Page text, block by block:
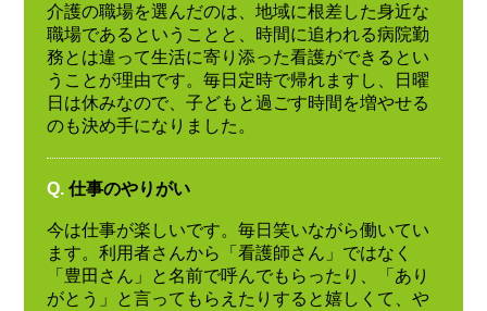
介護の職場を選んだのは、地域に根差した身近な
職場であるということと、時間に追われる病院勤
務とは違って生活に寄り添った看護ができるとい
うことが理由です。毎日定時で帰れますし、日曜
日は休みなので、子どもと過ごす時間を増やせる
のも決め手になりました。
Q. 仕事のやりがい
今は仕事が楽しいです。毎日笑いながら働いてい
ます。利用者さんから「看護師さん」ではなく
「豊田さん」と名前で呼んでもらったり、「あり
がとう」と言ってもらえたりすると嬉しくて、や